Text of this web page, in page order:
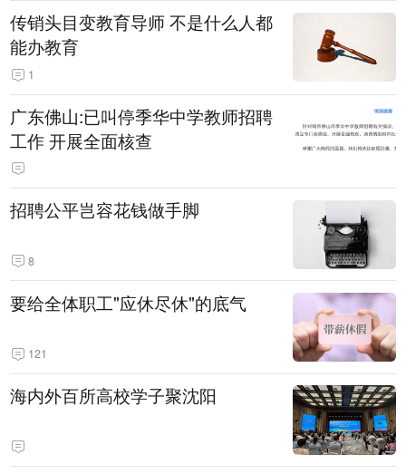
传销头目变教育导师 不是什么人都
能办教育
1
广东佛山:已叫停季华中学教师招聘
工作 开展全面核查
招聘公平岂容花钱做手脚
8
要给全体职工"应休尽休"的底气
121
海内外百所高校学子聚沈阳